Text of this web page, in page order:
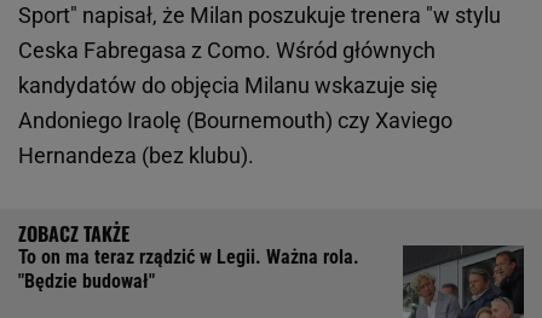
Sport" napisał, że Milan poszukuje trenera "w stylu
Ceska Fabregasa z Como. Wśród głównych
kandydatów do objęcia Milanu wskazuje się
Andoniego Iraolę (Bournemouth) czy Xaviego
Hernandeza (bez klubu).
To on ma teraz rządzić w Legii. Ważna rola.
"Będzie budował"